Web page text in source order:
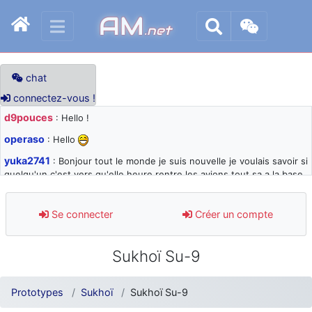
AM.net
chat
connectez-vous !
d9pouces : Hello !
operaso : Hello
yuka2741 : Bonjour tout le monde je suis nouvelle je voulais savoir si
quelqu'un c'est vers qu'elle heure rentre les avions tout sa a la base
d9pouces: désolé pour les quelques blocages du site ces derniers
jours : je teste des méthodes contre le spam et les bots trop nocifs
: Super, la nouvelle bannière
d9pouces
: je suis un avion@,._,+ > lesquels ? je ne suis pas sûr de
comprendre
Se connecter Créer un compte
Sukhoï Su-9
Prototypes Sukhoï Sukhoï Su-9